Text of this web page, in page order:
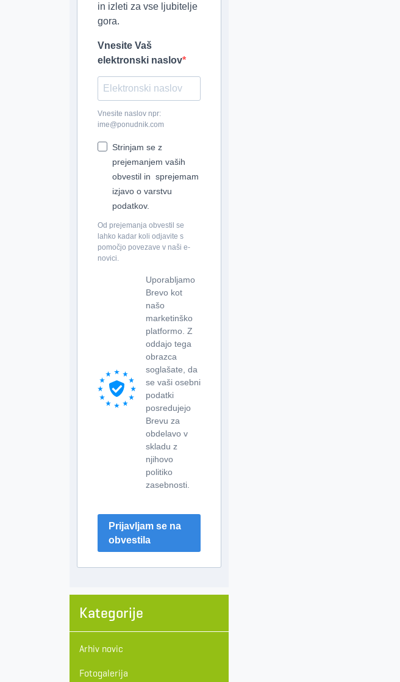
in izleti za vse ljubitelje
gora.
Vnesite Vaš
elektronski naslov
Vnesite naslov npr:
ime@ponudnik.com
Strinjam se z
prejemanjem vaših
obvestil in sprejemam
izjavo o varstvu
podatkov.
Od prejemanja obvestil se
lahko kadar koli odjavite s
pomočjo povezave v naši e-
novici.
Uporabljamo
Brevo kot
našo
marketinško
platformo. Z
oddajo tega
obrazca
soglašate, da
se vaši osebni
podatki
posredujejo
Brevu za
obdelavo v
skladu z
njihovo
politiko
zasebnosti.
Prijavljam se na
obvestila
Kategorije
Arhiv novic
Fotogalerija